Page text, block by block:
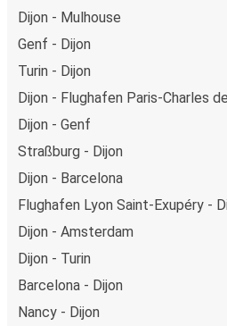
Dijon - Mulhouse
Genf - Dijon
Turin - Dijon
Dijon - Flughafen Paris-Charles
Dijon - Genf
Straßburg - Dijon
Dijon - Barcelona
Flughafen Lyon Saint-Exupéry -
Dijon - Amsterdam
Dijon - Turin
Barcelona - Dijon
Nancy - Dijon